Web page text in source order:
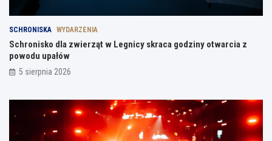
SCHRONISKA WYDARZENIA
Schronisko dla zwierząt w Legnicy skraca godziny otwarcia z
powodu upałów
5 sierpnia 2026